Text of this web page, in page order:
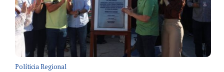
Políticia Regional